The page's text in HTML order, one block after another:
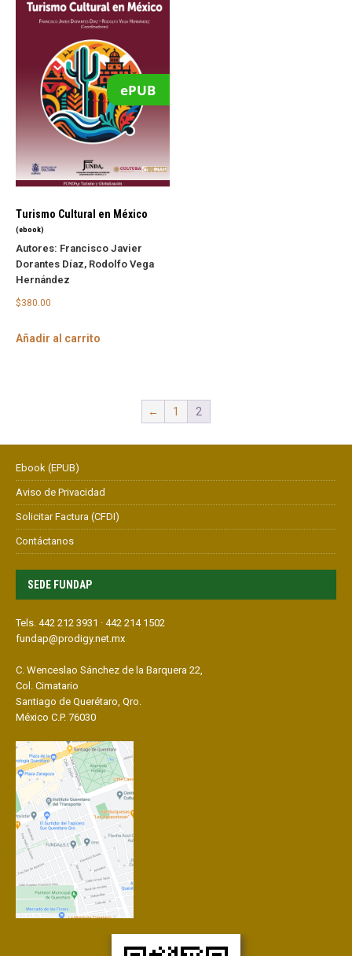
ePUB
Turismo Cultural en México
(ebook)
Autores: Francisco Javier
Dorantes Díaz, Rodolfo Vega
Hernández
$380.00
Añadir al carrito
← 1 2
Ebook (EPUB)
Aviso de Privacidad
Solicitar Factura (CFDI)
Contáctanos
SEDE FUNDAP
Tels. 442 212 3931 · 442 214 1502
fundap@prodigy.net.mx
C. Wenceslao Sánchez de la Barquera 22,
Col. Cimatario
Santiago de Querétaro, Qro.
México C.P. 76030